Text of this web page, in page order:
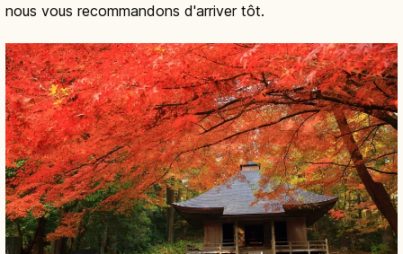
nous vous recommandons d'arriver tôt.